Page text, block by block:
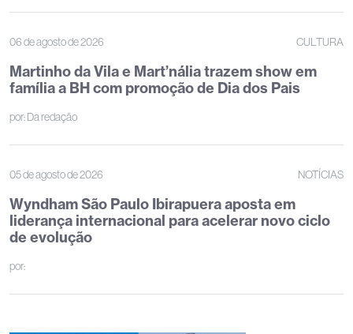
06 de agosto de 2026 CULTURA
Martinho da Vila e Mart’nália trazem show em
família a BH com promoção de Dia dos Pais
por:Da redação
05 de agosto de 2026 NOTÍCIAS
Wyndham São Paulo Ibirapuera aposta em
liderança internacional para acelerar novo ciclo
de evolução
por: